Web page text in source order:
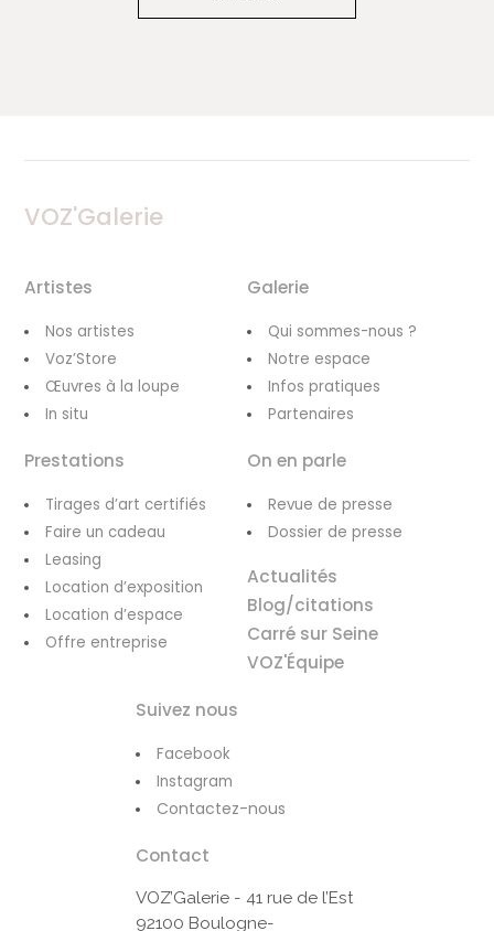
VOZ'Galerie
Artistes
Nos artistes
Voz’Store
Œuvres à la loupe
In situ
Galerie
Qui sommes-nous ?
Notre espace
Infos pratiques
Partenaires
Prestations
Tirages d’art certifiés
Faire un cadeau
Leasing
Location d’exposition
Location d’espace
Offre entreprise
On en parle
Revue de presse
Dossier de presse
Actualités
Blog/citations
Carré sur Seine
VOZ'Équipe
Suivez nous
Facebook
Instagram
Contactez-nous
Contact
VOZ’Galerie - 41 rue de l’Est
92100 Boulogne-